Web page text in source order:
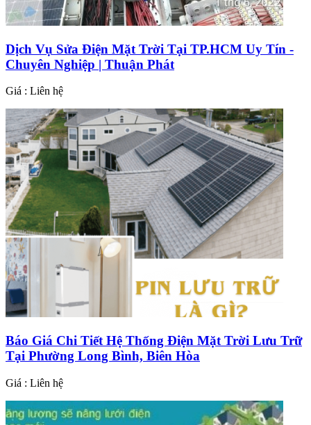
Dịch Vụ Sửa Điện Mặt Trời Tại TP.HCM Uy Tín -
Chuyên Nghiệp | Thuận Phát
Giá : Liên hệ
Báo Giá Chi Tiết Hệ Thống Điện Mặt Trời Lưu Trữ
Tại Phường Long Bình, Biên Hòa
Giá : Liên hệ